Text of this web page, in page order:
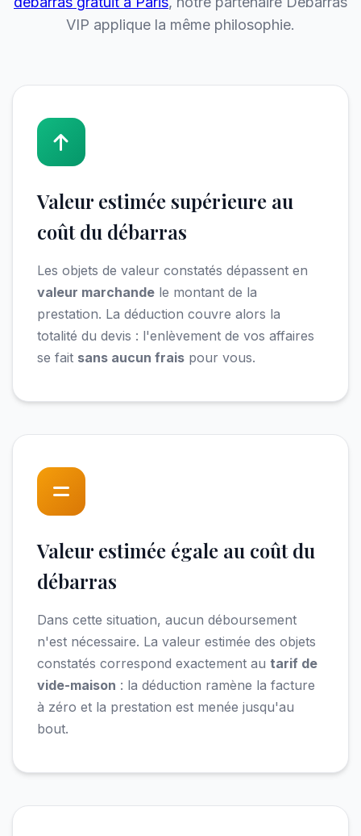
VIP applique la même philosophie.
Valeur estimée supérieure au
coût du débarras
Les objets de valeur constatés dépassent en
valeur marchande le montant de la
prestation. La déduction couvre alors la
totalité du devis : l'enlèvement de vos affaires
se fait sans aucun frais pour vous.
Valeur estimée égale au coût du
débarras
Dans cette situation, aucun déboursement
n'est nécessaire. La valeur estimée des objets
constatés correspond exactement au tarif de
vide-maison : la déduction ramène la facture
à zéro et la prestation est menée jusqu'au
bout.